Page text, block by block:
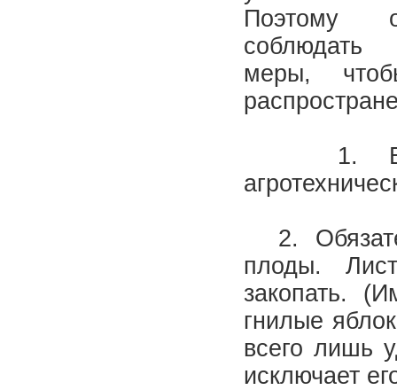
Поэтому
соблюдать
меры,
1.
2.
плоды.
закопать.
гнилые
всего лишь
исключает